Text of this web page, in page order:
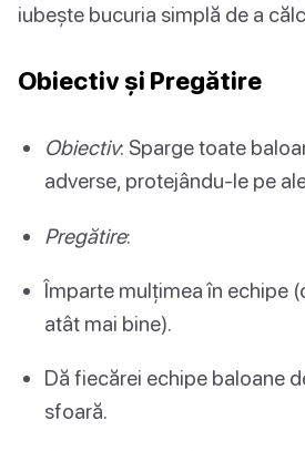
iubește bucuria simplă de a
Obiectiv și Pregătire
Obiectiv: Sparge toate
adverse, protejându-le pe
Pregătire:
Împarte mulțimea în echipe
atât mai bine).
Dă fiecărei echipe baloane
sfoară.